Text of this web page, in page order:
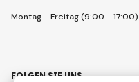
Montag - Freitag (9:00 - 17:00)
FOLGEN SIE UNS